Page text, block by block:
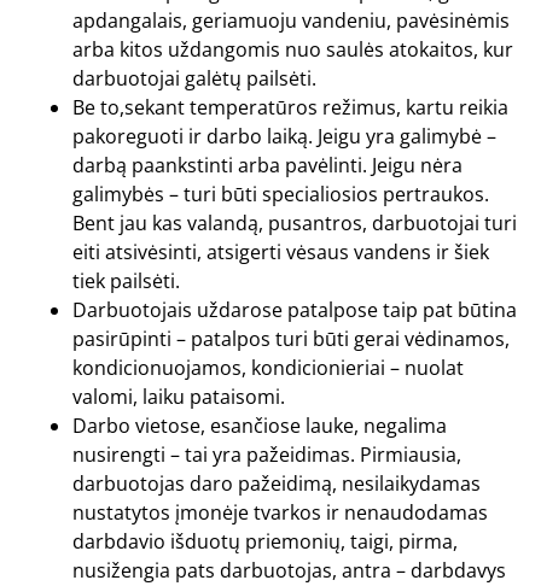
apdangalais, geriamuoju vandeniu, pavėsinėmis
arba kitos uždangomis nuo saulės atokaitos, kur
darbuotojai galėtų pailsėti.
Be to,sekant temperatūros režimus, kartu reikia
pakoreguoti ir darbo laiką. Jeigu yra galimybė –
darbą paankstinti arba pavėlinti. Jeigu nėra
galimybės – turi būti specialiosios pertraukos.
Bent jau kas valandą, pusantros, darbuotojai turi
eiti atsivėsinti, atsigerti vėsaus vandens ir šiek
tiek pailsėti.
Darbuotojais uždarose patalpose taip pat būtina
pasirūpinti – patalpos turi būti gerai vėdinamos,
kondicionuojamos, kondicionieriai – nuolat
valomi, laiku pataisomi.
Darbo vietose, esančiose lauke, negalima
nusirengti – tai yra pažeidimas. Pirmiausia,
darbuotojas daro pažeidimą, nesilaikydamas
nustatytos įmonėje tvarkos ir nenaudodamas
darbdavio išduotų priemonių, taigi, pirma,
nusižengia pats darbuotojas, antra – darbdavys